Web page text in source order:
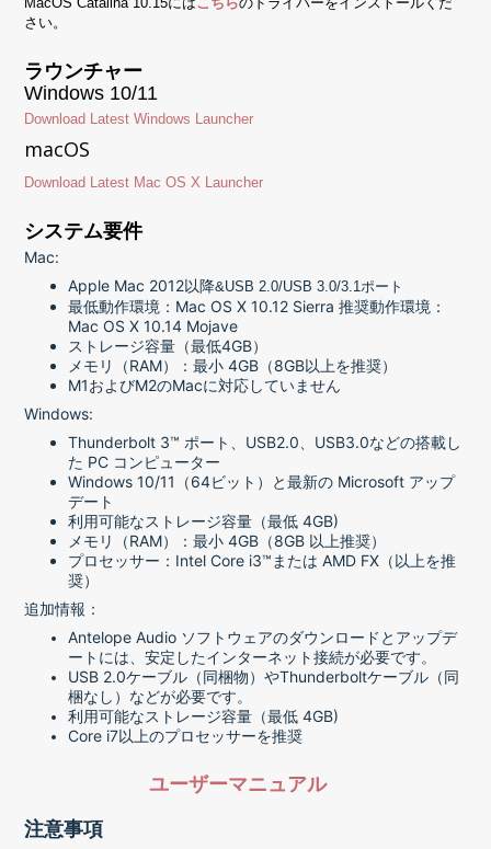
さい。
ラウンチャー
Windows 10/11
Download Latest Windows Launcher
macOS
Download Latest Mac OS X Launcher
システム要件
Mac:
Apple Mac 2012以降&USB 2.0/USB 3.0/3.1ポート
最低動作環境：Mac OS X 10.12 Sierra 推奨動作環境：
Mac OS X 10.14 Mojave
ストレージ容量（最低4GB）
メモリ（RAM）：最小 4GB（8GB以上を推奨）
M1およびM2のMacに対応していません
Windows:
Thunderbolt 3™ ポート、USB2.0、USB3.0などの搭載し
た PC コンピューター
Windows 10/11（64ビット）と最新の Microsoft アップ
デート
利用可能なストレージ容量（最低 4GB)
メモリ（RAM）：最小 4GB（8GB 以上推奨）
プロセッサー：Intel Core i3™または AMD FX（以上を推
奨）
追加情報：
Antelope Audio ソフトウェアのダウンロードとアップデ
ートには、安定したインターネット接続が必要です。
USB 2.0ケーブル（同梱物）やThunderboltケーブル（同
梱なし）などが必要です。
利用可能なストレージ容量（最低 4GB)
Core i7以上のプロセッサーを推奨
ユーザーマニュアル
注意事項